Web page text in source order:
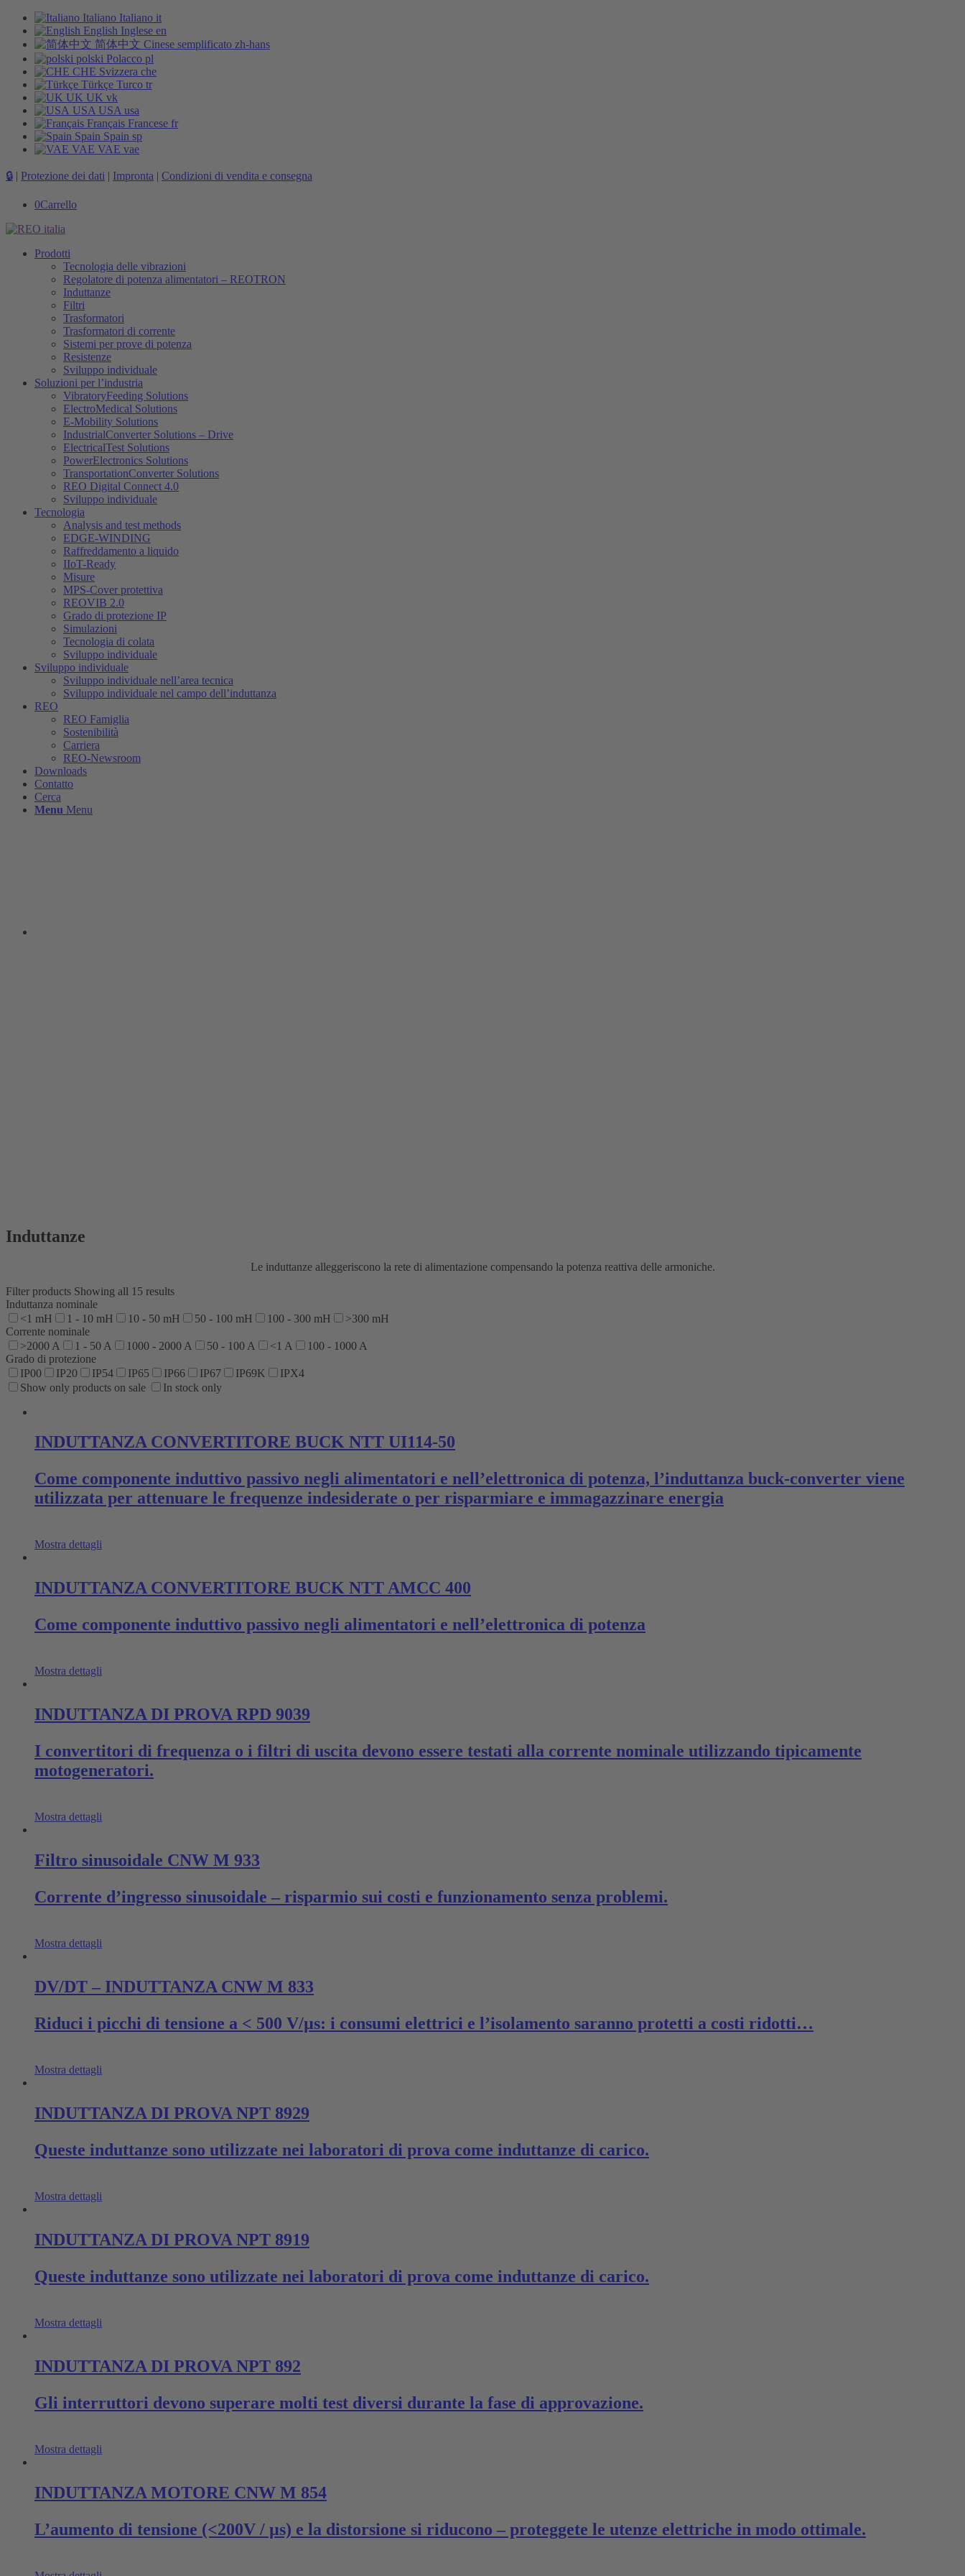
Italiano Italiano it
English Inglese en
简体中文 Cinese semplificato zh-hans
polski Polacco pl
CHE Svizzera che
Türkçe Turco tr
UK UK vk
USA USA usa
Français Francese fr
Spain Spain sp
VAE VAE vae
🔒 | Protezione dei dati | Impronta | Condizioni di vendita e consegna
0Carrello
Prodotti
Tecnologia delle vibrazioni
Regolatore di potenza alimentatori – REOTRON
Induttanze
Filtri
Trasformatori
Trasformatori di corrente
Sistemi per prove di potenza
Resistenze
Sviluppo individuale
Soluzioni per l’industria
VibratoryFeeding Solutions
ElectroMedical Solutions
E-Mobility Solutions
IndustrialConverter Solutions – Drive
ElectricalTest Solutions
PowerElectronics Solutions
TransportationConverter Solutions
REO Digital Connect 4.0
Sviluppo individuale
Tecnologia
Analysis and test methods
EDGE-WINDING
Raffreddamento a liquido
IIoT-Ready
Misure
MPS-Cover protettiva
REOVIB 2.0
Grado di protezione IP
Simulazioni
Tecnologia di colata
Sviluppo individuale
Sviluppo individuale
Sviluppo individuale nell’area tecnica
Sviluppo individuale nel campo dell’induttanza
REO
REO Famiglia
Sostenibilità
Carriera
REO-Newsroom
Downloads
Contatto
Cerca
Menu Menu
Induttanze
Le induttanze alleggeriscono la rete di alimentazione compensando la potenza reattiva delle armoniche.
Filter products Showing all 15 results
Induttanza nominale
<1 mH
1 - 10 mH 10 - 50 mH 50 - 100 mH 100 - 300 mH
>300 mH
Corrente nominale
>2000 A
1 - 50 A 1000 - 2000 A 50 - 100 A <1 A
100 - 1000 A
Grado di protezione
IP00
IP20 IP54 IP65 IP66 IP67 IP69K
IPX4
Show only products on sale
In stock only
INDUTTANZA CONVERTITORE BUCK NTT UI114-50
Come componente induttivo passivo negli alimentatori e nell’elettronica di potenza, l’induttanza buck-converter viene
utilizzata per attenuare le frequenze indesiderate o per risparmiare e immagazzinare energia
Mostra dettagli
INDUTTANZA CONVERTITORE BUCK NTT AMCC 400
Come componente induttivo passivo negli alimentatori e nell’elettronica di potenza
Mostra dettagli
INDUTTANZA DI PROVA RPD 9039
I convertitori di frequenza o i filtri di uscita devono essere testati alla corrente nominale utilizzando tipicamente
motogeneratori.
Mostra dettagli
Filtro sinusoidale CNW M 933
Corrente d’ingresso sinusoidale – risparmio sui costi e funzionamento senza problemi.
Mostra dettagli
DV/DT – INDUTTANZA CNW M 833
Riduci i picchi di tensione a < 500 V/µs: i consumi elettrici e l’isolamento saranno protetti a costi ridotti…
Mostra dettagli
INDUTTANZA DI PROVA NPT 8929
Queste induttanze sono utilizzate nei laboratori di prova come induttanze di carico.
Mostra dettagli
INDUTTANZA DI PROVA NPT 8919
Queste induttanze sono utilizzate nei laboratori di prova come induttanze di carico.
Mostra dettagli
INDUTTANZA DI PROVA NPT 892
Gli interruttori devono superare molti test diversi durante la fase di approvazione.
Mostra dettagli
INDUTTANZA MOTORE CNW M 854
L’aumento di tensione (<200V / µs) e la distorsione si riducono – proteggete le utenze elettriche in modo ottimale.